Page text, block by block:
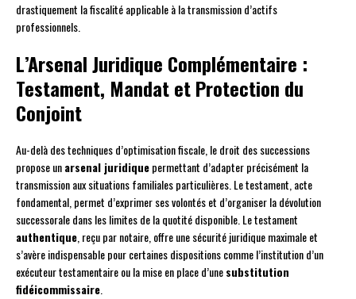
drastiquement la fiscalité applicable à la transmission d’actifs
professionnels.
L’Arsenal Juridique Complémentaire :
Testament, Mandat et Protection du
Conjoint
Au-delà des techniques d’optimisation fiscale, le droit des successions
propose unarsenal juridiquepermettant d’adapter précisément la
transmission aux situations familiales particulières. Le testament, acte
fondamental, permet d’exprimer ses volontés et d’organiser la dévolution
successorale dans les limites de la quotité disponible. Le testament
authentique, reçu par notaire, offre une sécurité juridique maximale et
s’avère indispensable pour certaines dispositions comme l’institution d’un
exécuteur testamentaire ou la mise en place d’unesubstitution
fidéicommissaire.